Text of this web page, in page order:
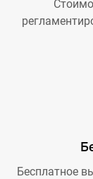
Бесплатное